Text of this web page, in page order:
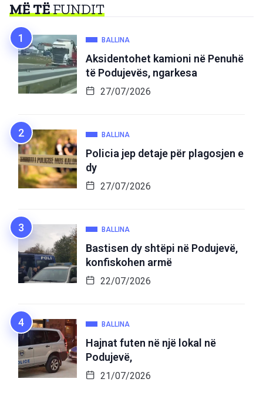
MË TËFUNDIT
BALLINA
Aksidentohet kamioni në Penuhë
të Podujevës, ngarkesa
27/07/2026
BALLINA
Policia jep detaje për plagosjen e
dy
27/07/2026
BALLINA
Bastisen dy shtëpi në Podujevë,
konfiskohen armë
22/07/2026
BALLINA
Hajnat futen në një lokal në
Podujevë,
21/07/2026